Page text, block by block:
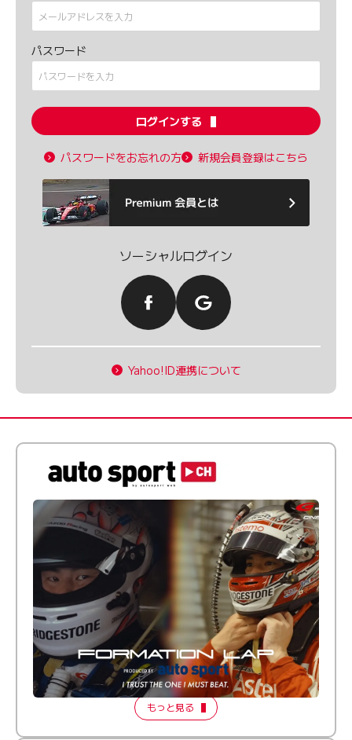
パスワード
ログインする
パスワードをお忘れの方 新規会員登録はこちら
ソーシャルログイン
Yahoo!ID連携について
倒す相手を、信じてる。小林利徠斗 × 野村勇斗
【FORMATION LAP Produced by auto sport】
2026 Episode 2
もっと見る